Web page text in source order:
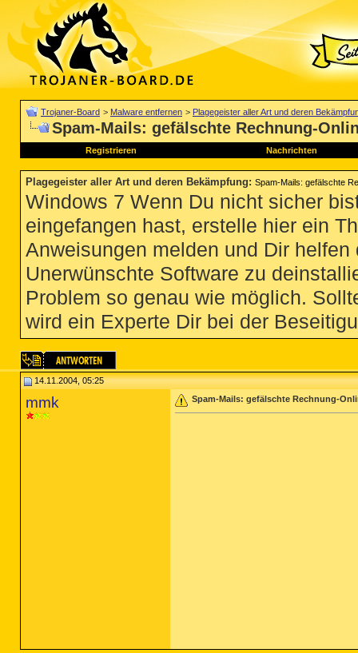
Trojaner-Board > Malware entfernen > Plagegeister aller Art und deren
Spam-Mails: gefälschte Rechnung-
Registrieren Nachrichten
Plagegeister aller Art und deren Bekämpfung: Spam-Mails: gefälschte
Windows 7 Wenn Du nicht sicher
eingefangen hast, erstelle hier ein
Anweisungen melden und Dir
Unerwünschte Software zu
Problem so genau wie möglich.
wird ein Experte Dir bei der
14.11.2004, 05:25
mmk Spam-Mails: gefälschte Rechnung-